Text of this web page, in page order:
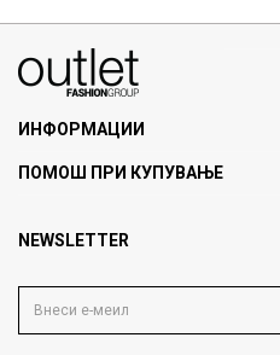
ИНФОРМАЦИИ
За нас
Продавница
Кариера
ПОМОШ ПРИ КУПУВАЊЕ
Политика на приватност
Како да купите
NEWSLETTER